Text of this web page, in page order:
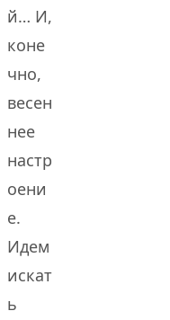
й… И,
коне
чно,
весен
нее
настр
оени
е.
Идем
искат
ь